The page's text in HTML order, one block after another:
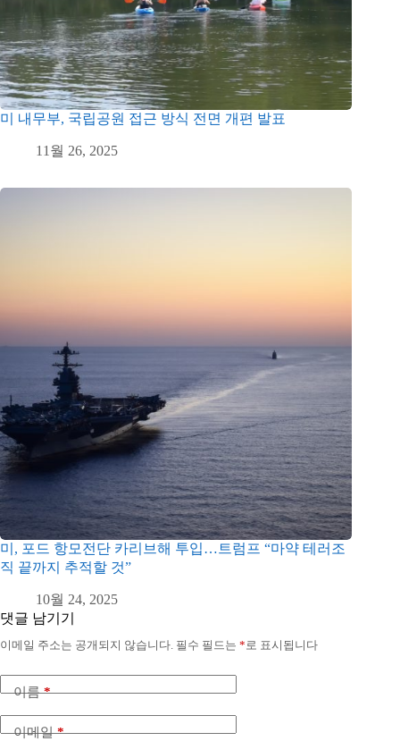
미 내무부, 국립공원 접근 방식 전면 개편 발표
11월 26, 2025
미, 포드 항모전단 카리브해 투입…트럼프 “마약 테러조
직 끝까지 추적할 것”
10월 24, 2025
댓글 남기기
이메일 주소는 공개되지 않습니다. 필수 필드는 * 로 표시됩니다
이름*
이메일*